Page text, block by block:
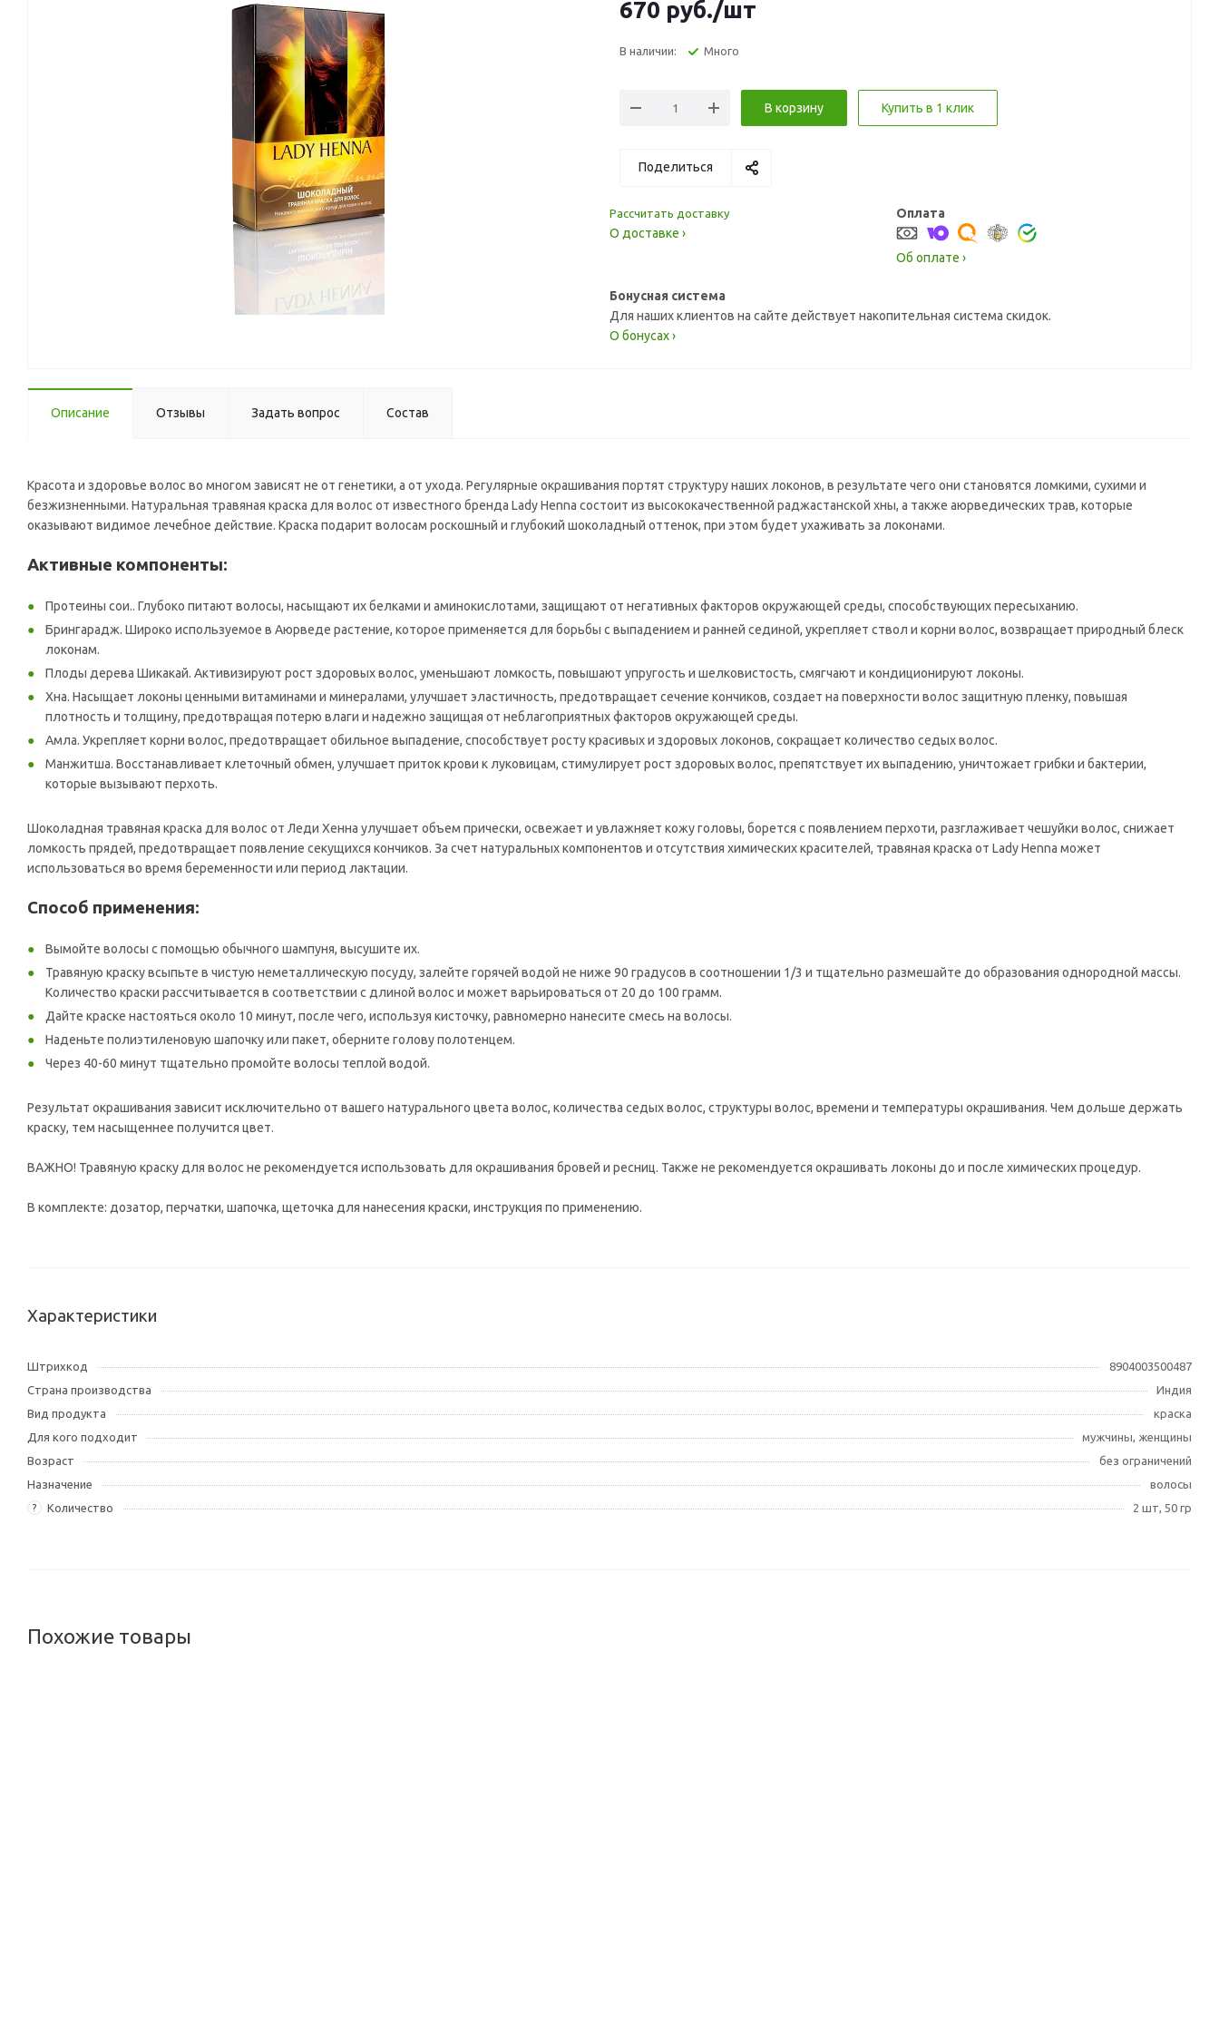
670 руб./шт
В наличии: Много
В корзину Купить в 1 клик
Поделиться
Рассчитать доставку
О доставке ›
Оплата
Об оплате ›
Бонусная система
Для наших клиентов на сайте действует накопительная система скидок.
О бонусах ›
Описание Отзывы Задать вопрос Состав
Красота и здоровье волос во многом зависят не от генетики, а от ухода. Регулярные окрашивания портят структуру наших локонов, в результате чего они становятся ломкими, сухими и
безжизненными. Натуральная травяная краска для волос от известного бренда Lady Henna состоит из высококачественной раджастанской хны, а также аюрведических трав, которые
оказывают видимое лечебное действие. Краска подарит волосам роскошный и глубокий шоколадный оттенок, при этом будет ухаживать за локонами.
Активные компоненты:
Протеины сои.. Глубоко питают волосы, насыщают их белками и аминокислотами, защищают от негативных факторов окружающей среды, способствующих пересыханию.
Брингарадж. Широко используемое в Аюрведе растение, которое применяется для борьбы с выпадением и ранней сединой, укрепляет ствол и корни волос, возвращает природный блеск
локонам.
Плоды дерева Шикакай. Активизируют рост здоровых волос, уменьшают ломкость, повышают упругость и шелковистость, смягчают и кондиционируют локоны.
Хна. Насыщает локоны ценными витаминами и минералами, улучшает эластичность, предотвращает сечение кончиков, создает на поверхности волос защитную пленку, повышая
плотность и толщину, предотвращая потерю влаги и надежно защищая от неблагоприятных факторов окружающей среды.
Амла. Укрепляет корни волос, предотвращает обильное выпадение, способствует росту красивых и здоровых локонов, сокращает количество седых волос.
Манжитша. Восстанавливает клеточный обмен, улучшает приток крови к луковицам, стимулирует рост здоровых волос, препятствует их выпадению, уничтожает грибки и бактерии,
которые вызывают перхоть.
Шоколадная травяная краска для волос от Леди Хенна улучшает объем прически, освежает и увлажняет кожу головы, борется с появлением перхоти, разглаживает чешуйки волос, снижает
ломкость прядей, предотвращает появление секущихся кончиков. За счет натуральных компонентов и отсутствия химических красителей, травяная краска от Lady Henna может
использоваться во время беременности или период лактации.
Способ применения:
Вымойте волосы с помощью обычного шампуня, высушите их.
Травяную краску всыпьте в чистую неметаллическую посуду, залейте горячей водой не ниже 90 градусов в соотношении 1/3 и тщательно размешайте до образования однородной массы.
Количество краски рассчитывается в соответствии с длиной волос и может варьироваться от 20 до 100 грамм.
Дайте краске настояться около 10 минут, после чего, используя кисточку, равномерно нанесите смесь на волосы.
Наденьте полиэтиленовую шапочку или пакет, оберните голову полотенцем.
Через 40-60 минут тщательно промойте волосы теплой водой.
Результат окрашивания зависит исключительно от вашего натурального цвета волос, количества седых волос, структуры волос, времени и температуры окрашивания. Чем дольше держать
краску, тем насыщеннее получится цвет.
ВАЖНО! Травяную краску для волос не рекомендуется использовать для окрашивания бровей и ресниц. Также не рекомендуется окрашивать локоны до и после химических процедур.
В комплекте: дозатор, перчатки, шапочка, щеточка для нанесения краски, инструкция по применению.
Характеристики
Штрихкод
8904003500487
Страна производства
Индия
Вид продукта
краска
Для кого подходит
мужчины, женщины
Возраст
без ограничений
Назначение
волосы
? Количество 2 шт, 50 гр
Похожие товары